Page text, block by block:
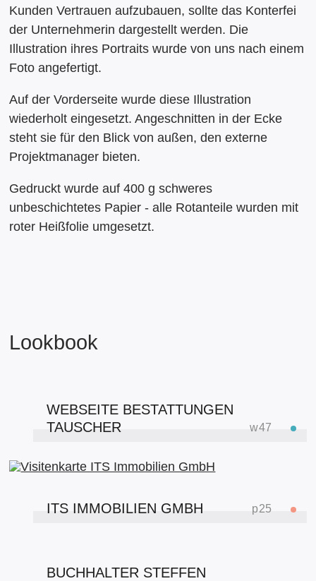
Kunden Vertrauen aufzubauen, sollte das Konterfei
der Unternehmerin dargestellt werden. Die
Illustration ihres Portraits wurde von uns nach einem
Foto angefertigt.
Auf der Vorderseite wurde diese Illustration
wiederholt eingesetzt. Angeschnitten in der Ecke
steht sie für den Blick von außen, den externe
Projektmanager bieten.
Gedruckt wurde auf 400 g schweres
unbeschichtetes Papier - alle Rotanteile wurden mit
roter Heißfolie umgesetzt.
Lookbook
WEBSEITE BESTATTUNGEN
TAUSCHER
w47
ITS IMMOBILIEN GMBH p25
BUCHHALTER STEFFEN